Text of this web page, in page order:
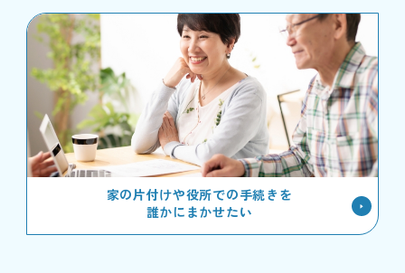
家の片付けや役所での手続きを
誰かにまかせたい